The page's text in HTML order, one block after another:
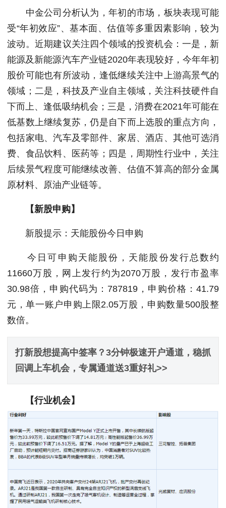
中金公司分析认为，年初的市场，板块表现可能
受“年初效应”、基本面、估值等多重因素影响，较为
波动。近期建议关注四个领域的投资机会：一是，新
能源及新能源汽车产业链2020年表现较好，今年年初
股价可能也有所波动，逢低继续关注中上游高景气的
领域；二是，科技及产业自主领域，关注科技硬件自
下而上、逢低吸纳机会；三是，消费在2021年可能在
低基数上继续复苏，仍是自下而上选股的重点方向，
包括家电、汽车及零部件、家居、酒店、其他可选消
费、食品饮料、医药等；四是，周期性行业中，关注
后续景气程度可能继续改善、估值不算高的部分金属
原材料、原油产业链等。
【新股申购】
新股提示：天能股份今日申购
今日可申购天能股份，天能股份发行总数约
11660万股，网上发行约为2070万股，发行市盈率
30.98倍，申购代码为：787819，申购价格：41.79
元，单一账户申购上限2.05万股，申购数量500股整
数倍。
打新股想提高中签率？3分钟极速开户通道，稳抓
回调上车机会，专属通道送3重好礼>>
【行业机会】